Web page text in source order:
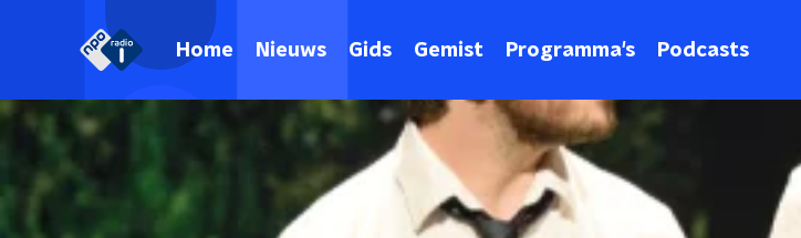
Home Nieuws Gids Gemist Programma's Podcasts